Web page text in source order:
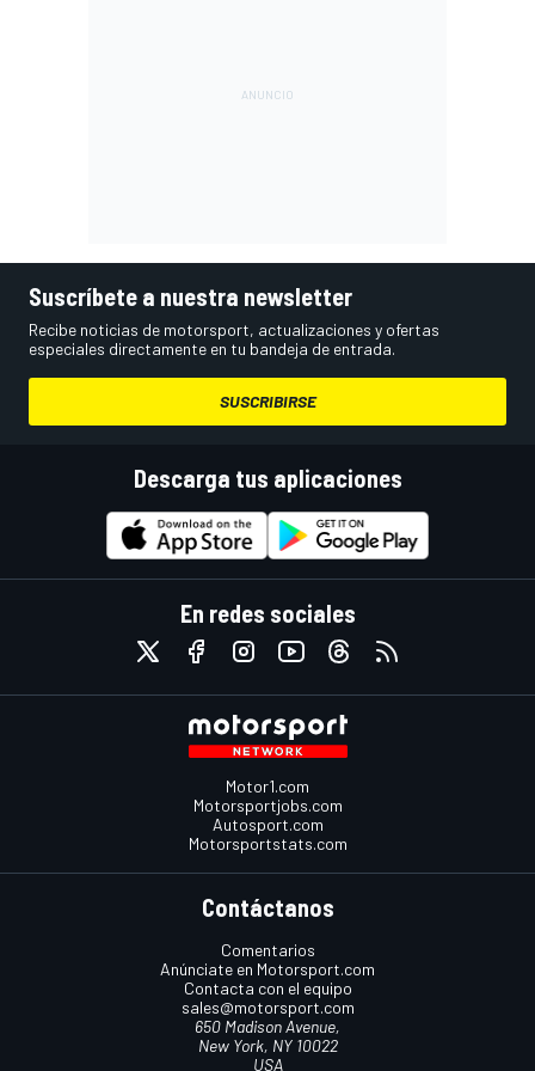
Suscríbete a nuestra newsletter
Recibe noticias de motorsport, actualizaciones y ofertas
especiales directamente en tu bandeja de entrada.
SUSCRIBIRSE
Descarga tus aplicaciones
En redes sociales
Motor1.com
Motorsportjobs.com
Autosport.com
Motorsportstats.com
Contáctanos
Comentarios
Anúnciate en Motorsport.com
Contacta con el equipo
sales@motorsport.com
650 Madison Avenue,
New York, NY 10022
USA